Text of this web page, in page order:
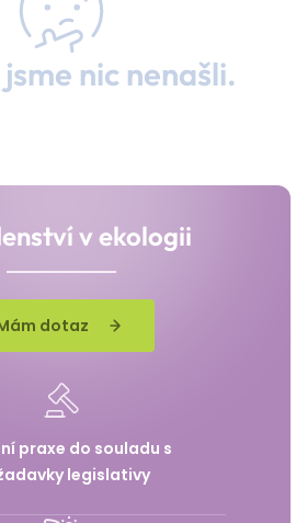
nic nenašli.
v ekologii
dotaz
praxe do souladu s
legislativy